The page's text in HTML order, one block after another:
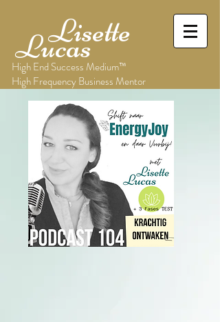
Lisette
Lucas
High End Success Medium™
High Frequency Business Mentor